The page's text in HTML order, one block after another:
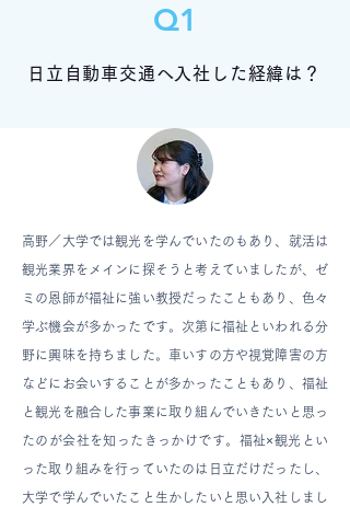
Q1
日立自動車交通へ入社した経緯は？
高野／ 大学では観光を学んでいたのもあり、就活は
観光業界をメインに探そうと考えていましたが、ゼ
ミの恩師が福祉に強い教授だったこともあり、色々
学ぶ機会が多かったです。次第に福祉といわれる分
野に興味を持ちました。車いすの方や視覚障害の方
などにお会いすることが多かったこともあり、福祉
と観光を融合した事業に取り組んでいきたいと思っ
たのが会社を知ったきっかけです。福祉×観光とい
った取り組みを行っていたのは日立だけだったし、
大学で学んでいたこと生かしたいと思い入社しまし